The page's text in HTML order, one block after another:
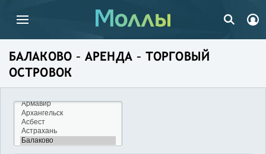
БАЛАКОВО – АРЕНДА – ТОРГОВЫЙ
ОСТРОВОК